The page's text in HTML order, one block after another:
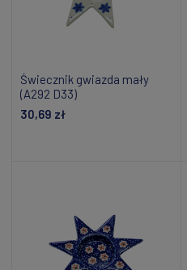
Świecznik gwiazda mały
(A292 D33)
30,69 zł